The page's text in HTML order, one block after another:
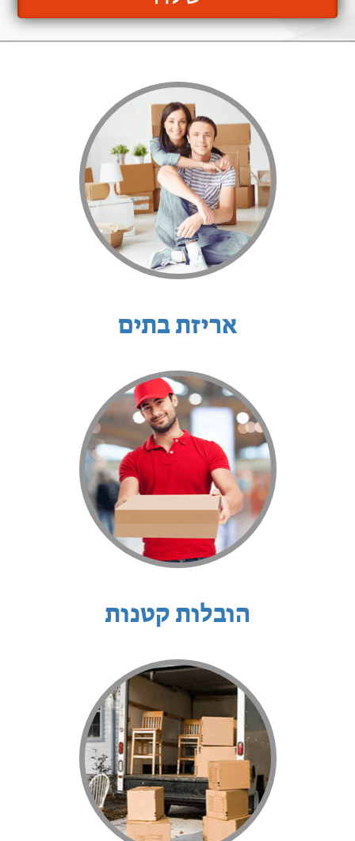
אריזת בתים
הובלות קטנות